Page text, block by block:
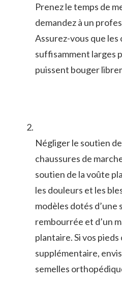
Prenez le temps ​de
demandez à un
Assurez-vous que les
suffisamment larges
puissent bouger
Négliger le soutien‍
chaussures de
soutien de la voûte
les douleurs et les
modèles dotés
rembourrée et d’un
plantaire. Si vos
supplémentaire,⁢
semelles